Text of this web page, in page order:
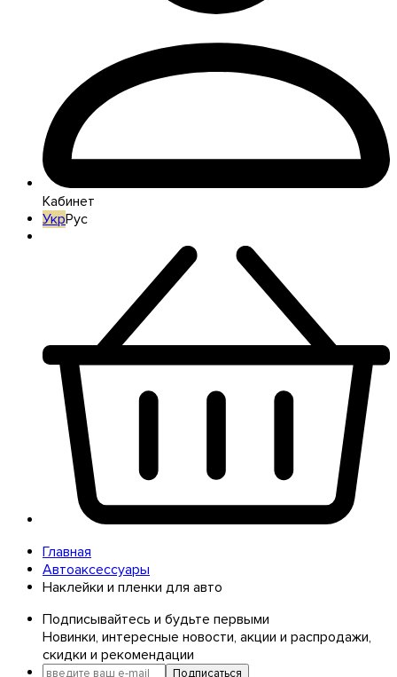
Кабинет
УкрРус
Главная
Автоаксессуары
Наклейки и пленки для авто
Подписывайтесь и будьте первыми
Новинки, интересные новости, акции и распродажи,
скидки и рекомендации
Подписаться